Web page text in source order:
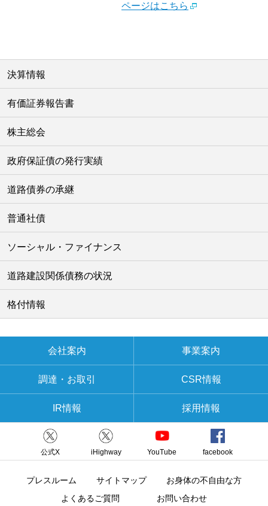
ページはこちら
決算情報
有価証券報告書
株主総会
政府保証債の発行実績
道路債券の承継
普通社債
ソーシャル・ファイナンス
道路建設関係債務の状況
格付情報
会社案内 事業案内
調達・お取引 CSR情報
IR情報 採用情報
公式X iHighway YouTube facebook
プレスルーム サイトマップ
お身体の不自由な方
よくあるご質問
お問い合わせ